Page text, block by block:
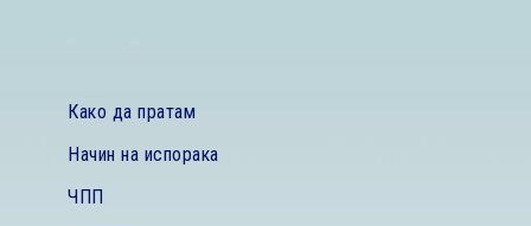
Како да пратам
Начин на испорака
ЧПП